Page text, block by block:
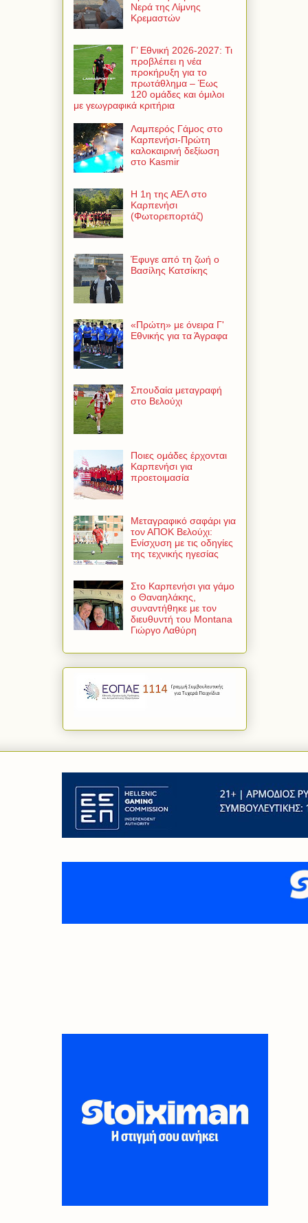
Νερά της Λίμνης
Κρεμαστών
Γ’ Εθνική 2026-2027: Τι
προβλέπει η νέα
προκήρυξη για το
πρωτάθλημα – Έως
120 ομάδες και όμιλοι
με γεωγραφικά κριτήρια
Λαμπερός Γάμος στο
Καρπενήσι-Πρώτη
καλοκαιρινή δεξίωση
στο Kasmir
Η 1η της ΑΕΛ στο
Καρπενήσι
(Φωτορεπορτάζ)
Έφυγε από τη ζωή ο
Βασίλης Κατσίκης
«Πρώτη» με όνειρα Γ'
Εθνικής για τα Άγραφα
Σπουδαία μεταγραφή
στο Βελούχι
Ποιες ομάδες έρχονται
Καρπενήσι για
προετοιμασία
Μεταγραφικό σαφάρι για
τον ΑΠΟΚ Βελούχι:
Ενίσχυση με τις οδηγίες
της τεχνικής ηγεσίας
Στο Καρπενήσι για γάμο
ο Θαναηλάκης,
συναντήθηκε με τον
διευθυντή του Montana
Γιώργο Λαθύρη